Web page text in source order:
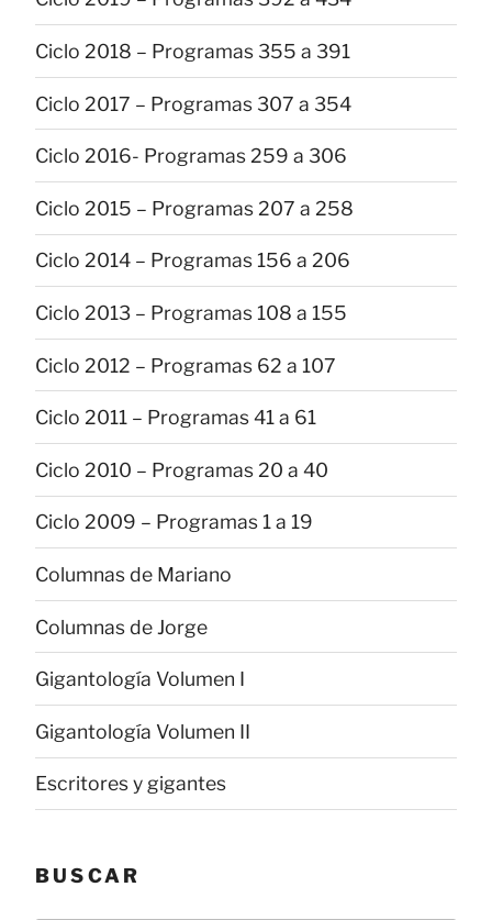
Ciclo 2018 – Programas 355 a 391
Ciclo 2017 – Programas 307 a 354
Ciclo 2016- Programas 259 a 306
Ciclo 2015 – Programas 207 a 258
Ciclo 2014 – Programas 156 a 206
Ciclo 2013 – Programas 108 a 155
Ciclo 2012 – Programas 62 a 107
Ciclo 2011 – Programas 41 a 61
Ciclo 2010 – Programas 20 a 40
Ciclo 2009 – Programas 1 a 19
Columnas de Mariano
Columnas de Jorge
Gigantología Volumen I
Gigantología Volumen II
Escritores y gigantes
BUSCAR